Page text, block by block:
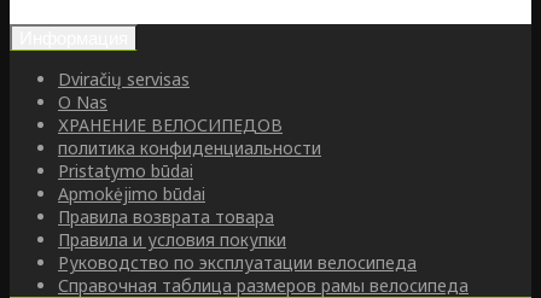
Dviračių servisas
O Nas
ХРАНЕНИЕ ВЕЛОСИПЕДОВ
политика конфиденциальности
Pristatymo būdai
Apmokėjimo būdai
Правила возврата товара
Правила и условия покупки
Руководство по эксплуатации велосипеда
Справочная таблица размеров рамы велосипеда